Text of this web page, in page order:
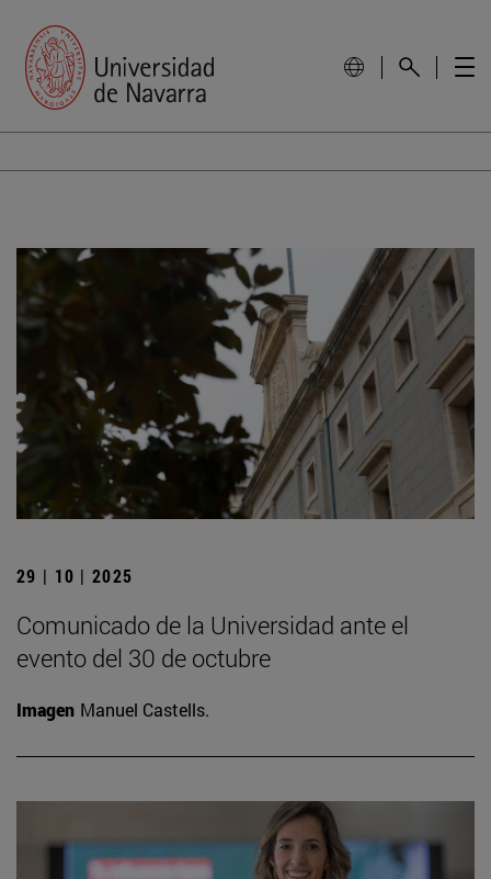
29 | 10 | 2025
Comunicado de la Universidad ante el
evento del 30 de octubre
Imagen Manuel Castells.